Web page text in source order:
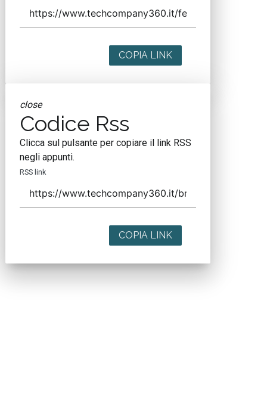
COPIA LINK
close
Codice Rss
Clicca sul pulsante per copiare il link RSS
negli appunti.
RSS link
COPIA LINK